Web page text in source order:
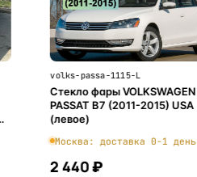
volks-passa-1115-L
Стекло фары VOLKSWAGEN
PASSAT B7 (2011-2015) USA
(левое)
Москва: доставка 0-1 день
2 440 ₽